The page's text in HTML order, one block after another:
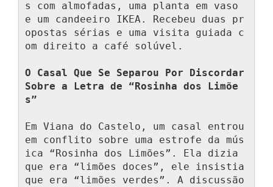
s com almofadas, uma planta em vaso
e um candeeiro IKEA. Recebeu duas pr
opostas sérias e uma visita guiada c
om direito a café solúvel.
O Casal Que Se Separou Por Discordar
Sobre a Letra de “Rosinha dos Limõe
s”
Em Viana do Castelo, um casal entrou
em conflito sobre uma estrofe da mús
ica “Rosinha dos Limões”. Ela dizia
que era “limões doces”, ele insistia
que era “limões verdes”. A discussão